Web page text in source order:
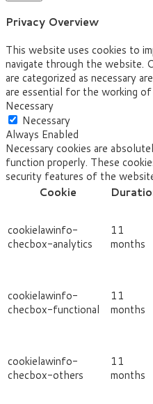
Privacy Overview
This website uses cookies to
navigate through the website.
are categorized as necessary
are essential for the working
Necessary
Necessary
Always Enabled
Necessary cookies are
function properly. These
security features of the
Cookie
cookielawinfo-
checbox-analytics
11
months
cookielawinfo-
checbox-functional
11
months
cookielawinfo-
checbox-others
11
months